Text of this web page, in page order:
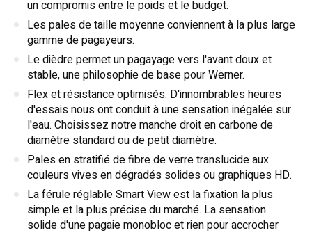
un compromis entre le poids et le budget.
Les pales de taille moyenne conviennent à la plus large
gamme de pagayeurs.
Le dièdre permet un pagayage vers l'avant doux et
stable, une philosophie de base pour Werner.
Flex et résistance optimisés. D'innombrables heures
d'essais nous ont conduit à une sensation inégalée sur
l'eau. Choisissez notre manche droit en carbone de
diamètre standard ou de petit diamètre.
Pales en stratifié de fibre de verre translucide aux
couleurs vives en dégradés solides ou graphiques HD.
La férule réglable Smart View est la fixation la plus
simple et la plus précise du marché. La sensation
solide d'une pagaie monobloc et rien pour accrocher